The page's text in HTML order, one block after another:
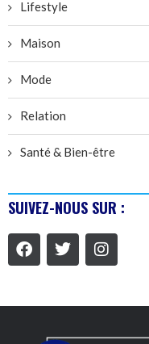
Lifestyle
Maison
Mode
Relation
Santé & Bien-être
SUIVEZ-NOUS SUR :